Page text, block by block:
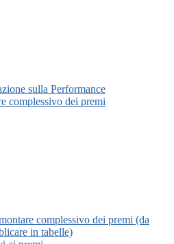
sulla Performance
complessivo dei premi
complessivo dei premi (da
in tabelle)